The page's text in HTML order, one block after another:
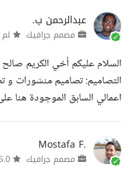
عبدالرحمن ب.
مصمم جرافيك
السلام عليكم أخي الكريم
التصاميم: تصاميم منشورات
اعمالي السابق الموجودة هنا
Mostafa F.
مصمم جرافيك